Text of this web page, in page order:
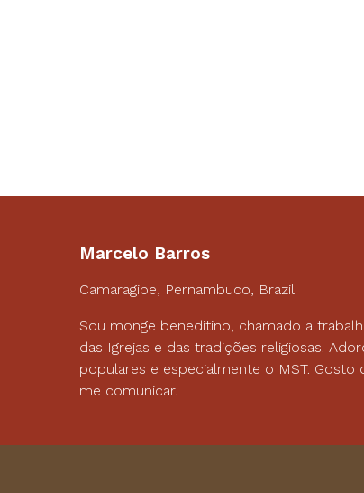
Marcelo Barros
Camaragibe, Pernambuco, Brazil
Sou monge beneditino, chamado a
das Igrejas e das tradições religiosas.
populares e especialmente o MST. Gosto
me comunicar.